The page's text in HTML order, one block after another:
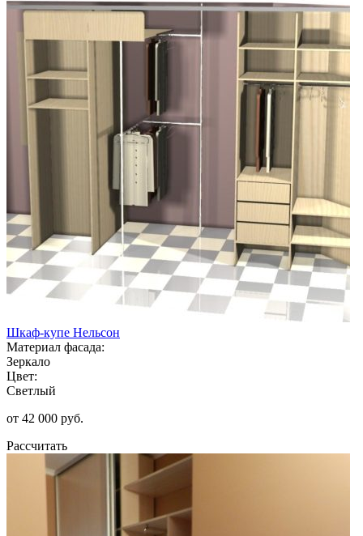
Шкаф-купе Нельсон
Материал фасада:
Зеркало
Цвет:
Светлый
от 42 000 руб.
Рассчитать